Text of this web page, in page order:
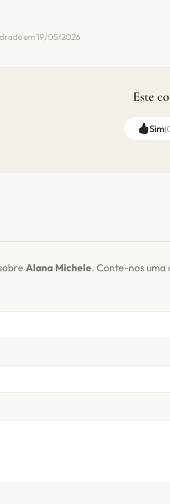
em 19/05/2026
Este
Sim(
Alana Michele. Conte-nos uma